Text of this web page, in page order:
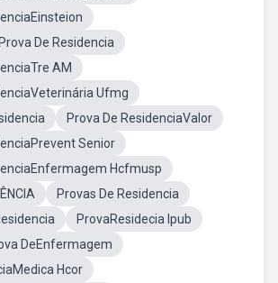
De Residencia
AM
Ufmg
Prova De ResidenciaValor
Senior
Hcfmusp
Provas De Residencia
ProvaResidecia Ipub
DeEnfermagem
Hcor